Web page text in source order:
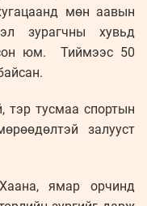
мөн аавын
зурагчны хувьд
юм. Тиймээс 50
тэр тусмаа спортын
залууст
ямар орчинд